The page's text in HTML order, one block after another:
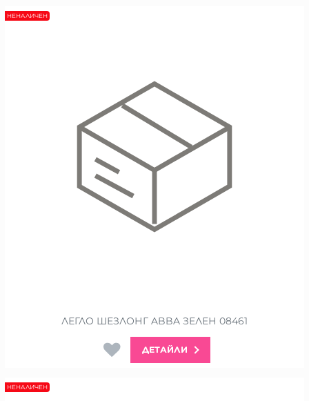
ЛЕГЛО ШЕЗЛОНГ ABBA ЗЕЛЕН 08461
ДЕТАЙЛИ
НЕНАЛИЧЕН
НЕНАЛИЧЕН